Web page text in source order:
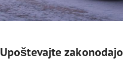
Upoštevajte zakonodajo